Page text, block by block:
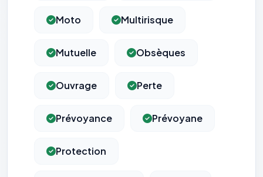
Moto Multirisque
Mutuelle Obsèques
Ouvrage Perte
Prévoyance Prévoyane
Protection